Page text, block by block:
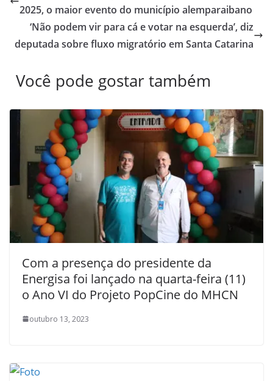
2025, o maior evento do município alemparaibano
‘Não podem vir para cá e votar na esquerda’, diz
deputada sobre fluxo migratório em Santa Catarina
Você pode gostar também
Com a presença do presidente da
Energisa foi lançado na quarta-feira (11)
o Ano VI do Projeto PopCine do MHCN
outubro 13, 2023